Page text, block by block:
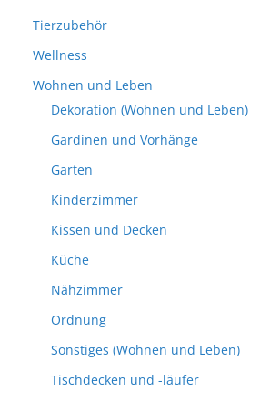
Tierzubehör
Wellness
Wohnen und Leben
Dekoration (Wohnen und Leben)
Gardinen und Vorhänge
Garten
Kinderzimmer
Kissen und Decken
Küche
Nähzimmer
Ordnung
Sonstiges (Wohnen und Leben)
Tischdecken und -läufer